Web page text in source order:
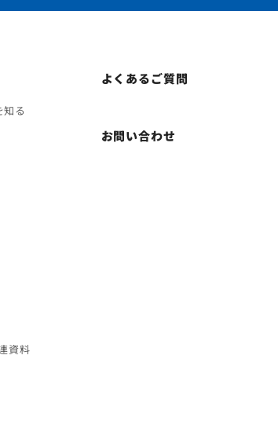
る
資料
よくあるご質問
お問い合わせ